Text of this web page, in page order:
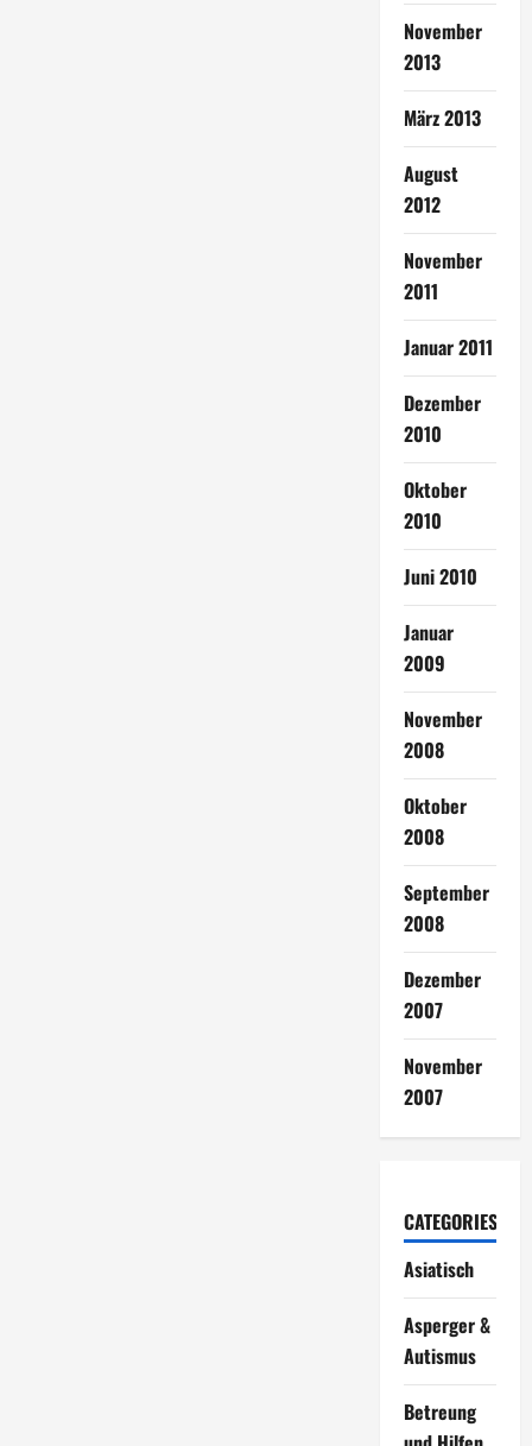
November
2013
März 2013
August
2012
November
2011
Januar 2011
Dezember
2010
Oktober
2010
Juni 2010
Januar
2009
November
2008
Oktober
2008
September
2008
Dezember
2007
November
2007
CATEGORIES
Asiatisch
Asperger &
Autismus
Betreung